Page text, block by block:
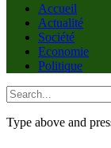
Accueil
Actualité
Société
Economie
Politique
Type above and